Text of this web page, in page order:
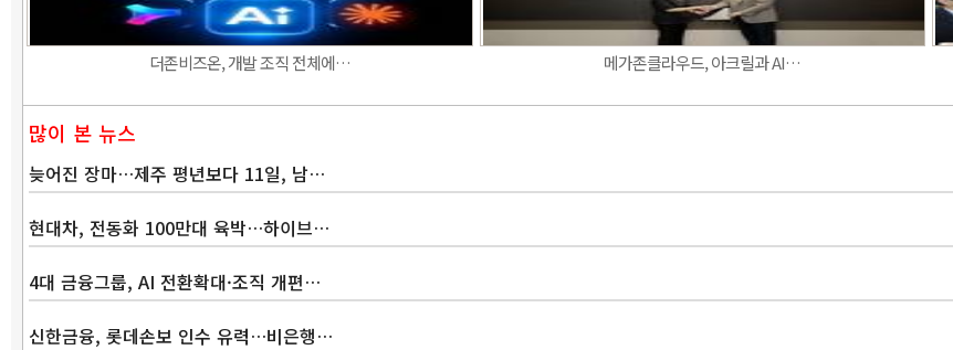
더존비즈온, 개발 조직 전체에… 메가존클라우드, 아크릴과 AI…
많이 본 뉴스
늦어진 장마…제주 평년보다 11일, 남…
현대차, 전동화 100만대 육박…하이브…
4대 금융그룹, AI 전환확대·조직 개편…
신한금융, 롯데손보 인수 유력…비은행…